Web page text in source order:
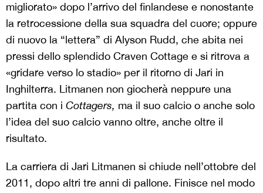
migliorato» dopo l’arrivo del finlandese e nonostante
la retrocessione della sua squadra del cuore; oppure
di nuovo la “lettera” di Alyson Rudd, che abita nei
pressi dello splendido Craven Cottage e si ritrova a
«gridare verso lo stadio» per il ritorno di Jari in
Inghilterra. Litmanen non giocherà neppure una
partita con i Cottagers, ma il suo calcio o anche solo
l’idea del suo calcio vanno oltre, anche oltre il
risultato.
La carriera di Jari Litmanen si chiude nell’ottobre del
2011, dopo altri tre anni di pallone. Finisce nel modo